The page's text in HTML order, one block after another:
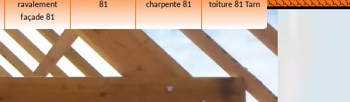
ravalement
façade 81
81
charpente 81
toiture 81 Tarn